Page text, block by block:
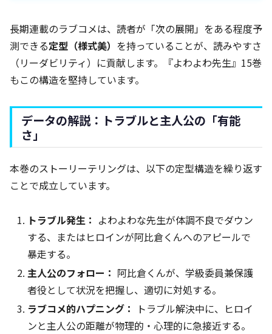
長期連載のラブコメは、読者が「次の展開」をある程度予
測できる定型（様式美） を持っていることが、読みやすさ
（リーダビリティ）に貢献します。『よわよわ先生』15巻
もこの構造を堅持しています。
データの解説：トラブルと主人公の「有能
さ」
本巻のストーリーテリングは、以下の定型構造を繰り返す
ことで成立しています。
トラブル発生： よわよわな先生が体調不良でダウン
する、またはヒロインが阿比倉くんへのアピールで
暴走する。
主人公のフォロー： 阿比倉くんが、学級委員兼保護
者役として状況を把握し、適切に対処する。
ラブコメ的ハプニング：
トラブル解決中に、ヒロイ
ンと主人公の距離が物理的・心理的に急接近する。